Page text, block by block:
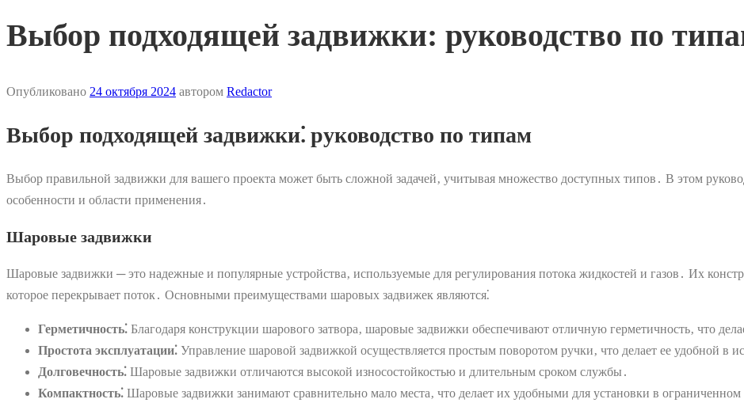
Выбор подходящей задвижки: руководство по
Опубликовано 24 октября 2024 автором Redactor
Выбор подходящей задвижки⁚ руководство по типам
Выбор правильной задвижки для вашего проекта может быть сложной задачей‚ учитывая множество доступных типов․ В этом
особенности и области применения․
Шаровые задвижки
Шаровые задвижки ─ это надежные и популярные устройства‚ используемые для регулирования потока жидкостей и газов․ Их
которое перекрывает поток․ Основными преимуществами шаровых задвижек являются⁚
Герметичность⁚ Благодаря конструкции шарового затвора‚ шаровые задвижки обеспечивают отличную герметичность‚ что
Простота эксплуатации⁚ Управление шаровой задвижкой осуществляется простым поворотом ручки‚ что делает ее удобной в
Долговечность⁚ Шаровые задвижки отличаются высокой износостойкостью и длительным сроком службы․
Компактность⁚ Шаровые задвижки занимают сравнительно мало места‚ что делает их удобными для установки в ограниченном